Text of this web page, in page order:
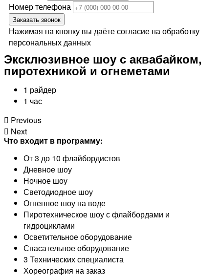
Номер телефона
Заказать звонок
Нажимая на кнопку вы даёте согласие на обработку
персональных данных
Эксклюзивное шоу с аквабайком,
пиротехникой и огнеметами
1 райдер
1 час
Previous
Next
Что входит в программу:
От 3 до 10 флайбордистов
Дневное шоу
Ночное шоу
Светодиодное шоу
Огненное шоу на воде
Пиротехническое шоу с флайбордами и
гидроциклами
Осветительное оборудование
Спасательное оборудование
3 Технических специалиста
Хореография на заказ